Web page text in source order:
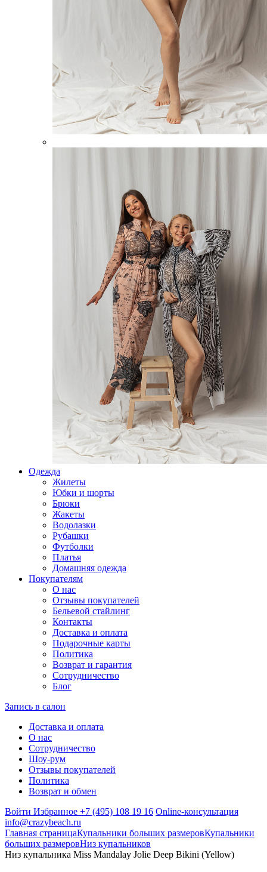
Одежда
Жилеты
Юбки и шорты
Брюки
Жакеты
Водолазки
Рубашки
Футболки
Платья
Домашняя одежда
Покупателям
О нас
Отзывы покупателей
Бельевой стайлинг
Контакты
Доставка и оплата
Подарочные карты
Политика
Возврат и гарантия
Сотрудничество
Блог
Запись в салон
Доставка и оплата
О нас
Сотрудничество
Шоу-рум
Отзывы покупателей
Политика
Возврат и обмен
Войти Избранное +7 (495) 108 19 16 Online-консультация
info@crazybeach.ru
Главная страницаКупальники больших размеровКупальники
больших размеровНиз купальников
Низ купальника Miss Mandalay Jolie Deep Bikini (Yellow)